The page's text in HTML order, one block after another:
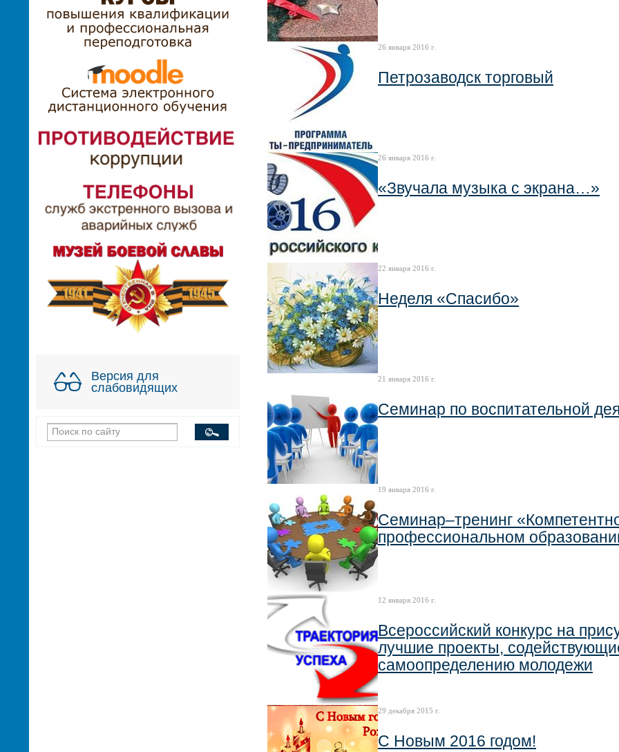
Версия для
слабовидящих
26 января 2016 г.
Петрозаводск торговый
26 января 2016 г.
«Звучала музыка с экрана…»
22 января 2016 г.
Неделя «Спасибо»
21 января 2016 г.
Семинар по воспитательной
19 января 2016 г.
Семинар–тренинг
профессиональном
12 января 2016 г.
Всероссийский конкурс на
лучшие проекты,
самоопределению молодежи
29 декабря 2015 г.
С Новым 2016 годом!